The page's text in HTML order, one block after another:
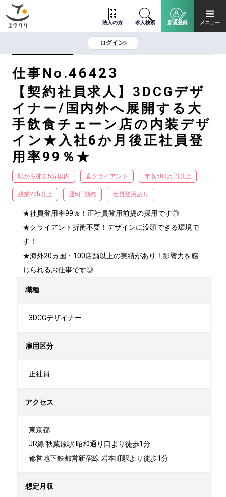
法人の方 求人検索 新規登録 メニュー
ログイン
仕事No.46423
【契約社員求人】3DCGデザ
イナー/国内外へ展開する大
手飲食チェーン店の内装デザ
イン★入社6か月後正社員登
用率99％★
駅から徒歩5分以内 直クライアント 年収500万円以上
残業20h以上 週5日勤務 社員登用あり
★社員登用率99％！正社員登用前提の採用です◎
★クライアント折衝不要！デザインに没頭できる環境で
す！
★海外20ヵ国・100店舗以上の実績があり！影響力を感
じられるお仕事です◎
職種
3DCGデザイナー
雇用区分
正社員
アクセス
東京都
JR線 秋葉原駅 昭和通り口より徒歩1分
都営地下鉄都営新宿線 岩本町駅より徒歩1分
想定月収